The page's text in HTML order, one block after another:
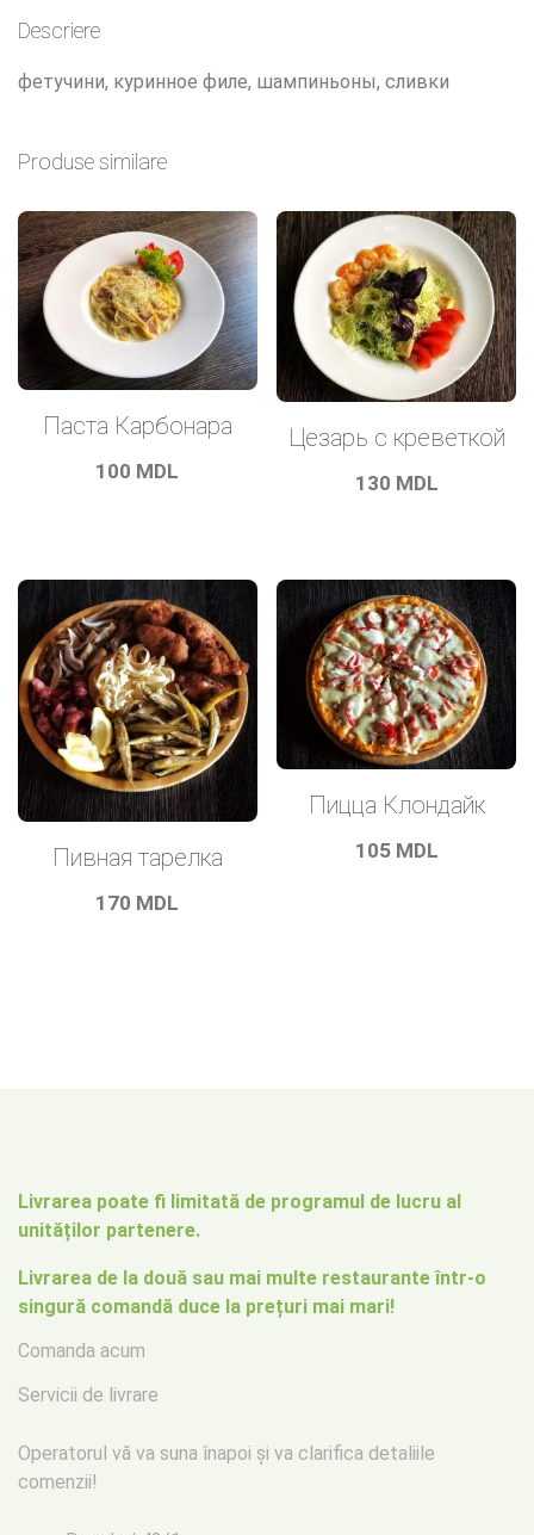
Descriere
фетучини, куринное филе, шампиньоны, сливки
Produse similare
Паста Карбонара
100 MDL
Цезарь с креветкой
130 MDL
Пивная тарелка
170 MDL
Пицца Клондайк
105 MDL
Livrarea poate fi limitată de programul de lucru al
unităților partenere.
Livrarea de la două sau mai multe restaurante într-o
singură comandă duce la prețuri mai mari!
Comanda acum
Servicii de livrare
Operatorul vă va suna înapoi și va clarifica detaliile
comenzii!